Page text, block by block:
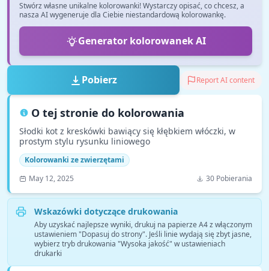
Stwórz własne unikalne kolorowanki! Wystarczy opisać, co chcesz, a
nasza AI wygeneruje dla Ciebie niestandardową kolorowankę.
Generator kolorowanek AI
Pobierz Report AI content
O tej stronie do kolorowania
Słodki kot z kreskówki bawiący się kłębkiem włóczki, w
prostym stylu rysunku liniowego
Kolorowanki ze zwierzętami
May 12, 2025
30 Pobierania
Wskazówki dotyczące drukowania
Aby uzyskać najlepsze wyniki, drukuj na papierze A4 z włączonym
ustawieniem "Dopasuj do strony". Jeśli linie wydają się zbyt jasne,
wybierz tryb drukowania "Wysoka jakość" w ustawieniach
drukarki